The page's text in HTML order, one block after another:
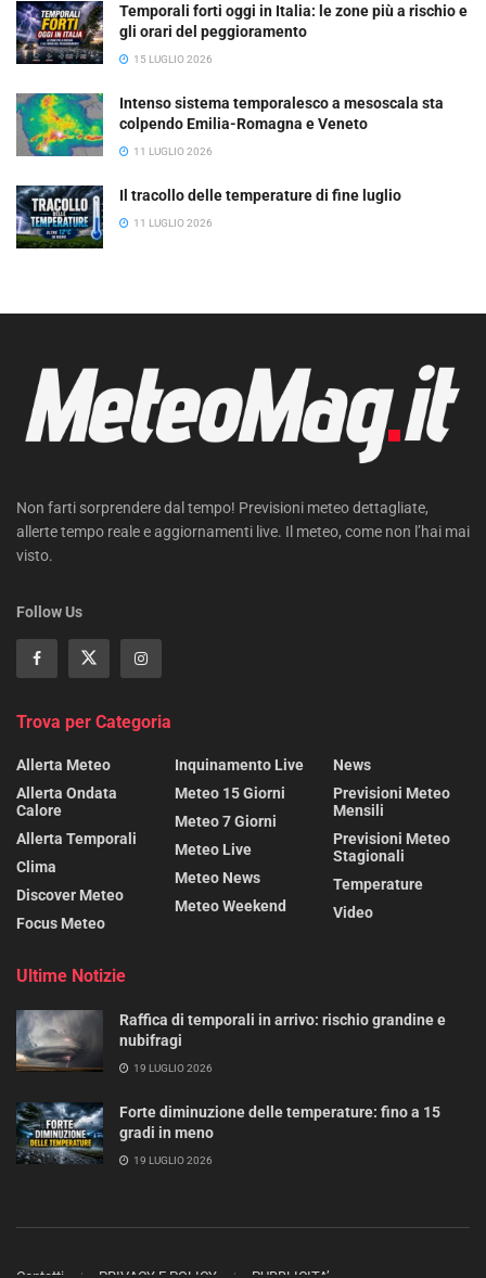
Temporali forti oggi in Italia: le zone più a rischio e
gli orari del peggioramento
15 LUGLIO 2026
Intenso sistema temporalesco a mesoscala sta
colpendo Emilia-Romagna e Veneto
11 LUGLIO 2026
Il tracollo delle temperature di fine luglio
11 LUGLIO 2026
Non farti sorprendere dal tempo! Previsioni meteo dettagliate,
allerte tempo reale e aggiornamenti live. Il meteo, come non l’hai mai
visto.
Follow Us
Trova per Categoria
Allerta Meteo
Allerta Ondata
Calore
Allerta Temporali
Clima
Discover Meteo
Focus Meteo
Inquinamento Live
Meteo 15 Giorni
Meteo 7 Giorni
Meteo Live
Meteo News
Meteo Weekend
News
Previsioni Meteo
Mensili
Previsioni Meteo
Stagionali
Temperature
Video
Ultime Notizie
Raffica di temporali in arrivo: rischio grandine e
nubifragi
19 LUGLIO 2026
Forte diminuzione delle temperature: fino a 15
gradi in meno
19 LUGLIO 2026